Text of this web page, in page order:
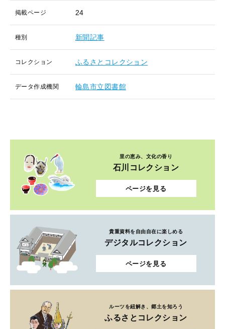
掲載ページ 24
種別 新聞記事
コレクション ふるさとコレクション
データ作成機関 輪島市立図書館
里の恵み、文化の香り
石川コレクション
ページを見る
貴重資料を自由自在に楽しめる
デジタルコレクション
ページを見る
ルーツを紐解き、郷土を知ろう
ふるさとコレクション